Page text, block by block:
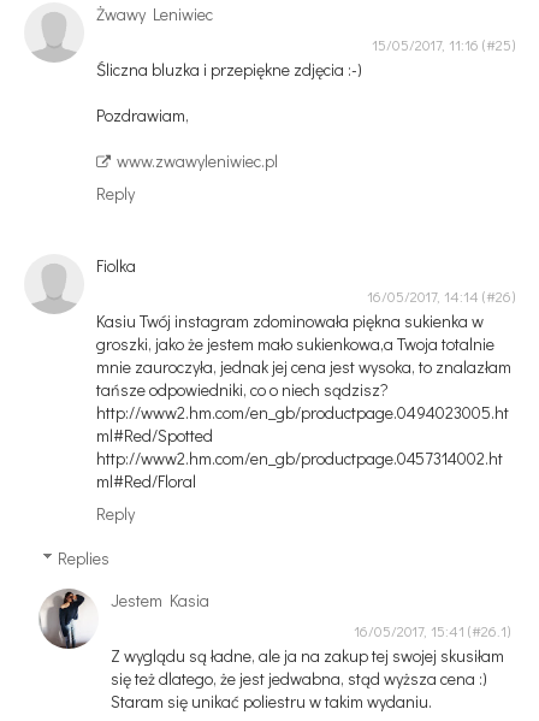
Żwawy Leniwiec
15/05/2017, 11:16
Śliczna bluzka i przepiękne zdjęcia :-)
Pozdrawiam,
www.zwawyleniwiec.pl
Reply
Fiolka
16/05/2017, 14:14
Kasiu Twój instagram zdominowała piękna sukienka w
groszki, jako że jestem mało sukienkowa,a Twoja totalnie
mnie zauroczyła, jednak jej cena jest wysoka, to znalazłam
tańsze odpowiedniki, co o niech sądzisz?
http://www2.hm.com/en_gb/productpage.0494023005.ht
ml#Red/Spotted
http://www2.hm.com/en_gb/productpage.0457314002.ht
ml#Red/Floral
Reply
Replies
Jestem Kasia
16/05/2017, 15:41
Z wyglądu są ładne, ale ja na zakup tej swojej skusiłam
się też dlatego, że jest jedwabna, stąd wyższa cena :)
Staram się unikać poliestru w takim wydaniu.